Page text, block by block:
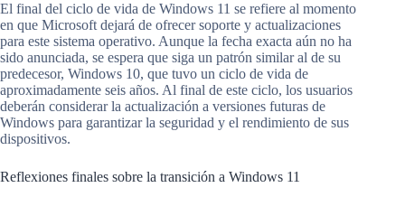
El final del ciclo de vida de Windows 11 se refiere al momento
en que Microsoft dejará de ofrecer soporte y actualizaciones
para este sistema operativo. Aunque la fecha exacta aún no ha
sido anunciada, se espera que siga un patrón similar al de su
predecesor, Windows 10, que tuvo un ciclo de vida de
aproximadamente seis años. Al final de este ciclo, los usuarios
deberán considerar la actualización a versiones futuras de
Windows para garantizar la seguridad y el rendimiento de sus
dispositivos.
Reflexiones finales sobre la transición a Windows 11